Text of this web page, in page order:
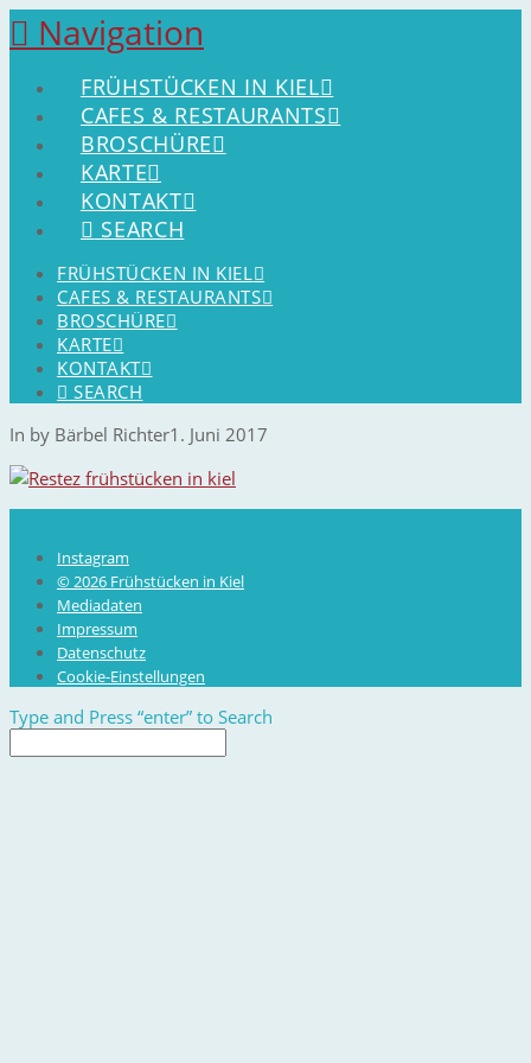
Navigation
FRÜHSTÜCKEN IN KIEL
CAFES & RESTAURANTS
BROSCHÜRE
KARTE
KONTAKT
SEARCH
FRÜHSTÜCKEN IN KIEL
CAFES & RESTAURANTS
BROSCHÜRE
KARTE
KONTAKT
SEARCH
In by Bärbel Richter1. Juni 2017
Instagram
© 2026 Frühstücken in Kiel
Mediadaten
Impressum
Datenschutz
Cookie-Einstellungen
Type and Press “enter” to Search